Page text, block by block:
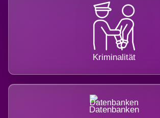
Kriminalität
Datenbanken